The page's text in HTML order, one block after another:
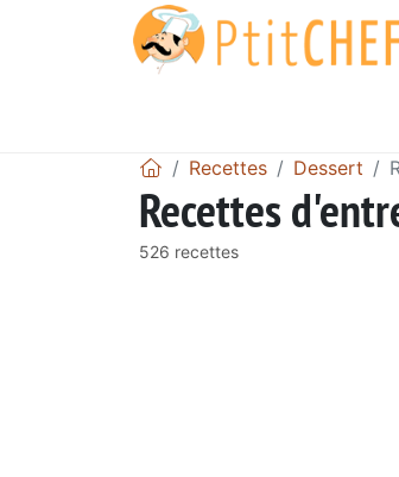
Recettes Dessert
Recettes
526 recettes